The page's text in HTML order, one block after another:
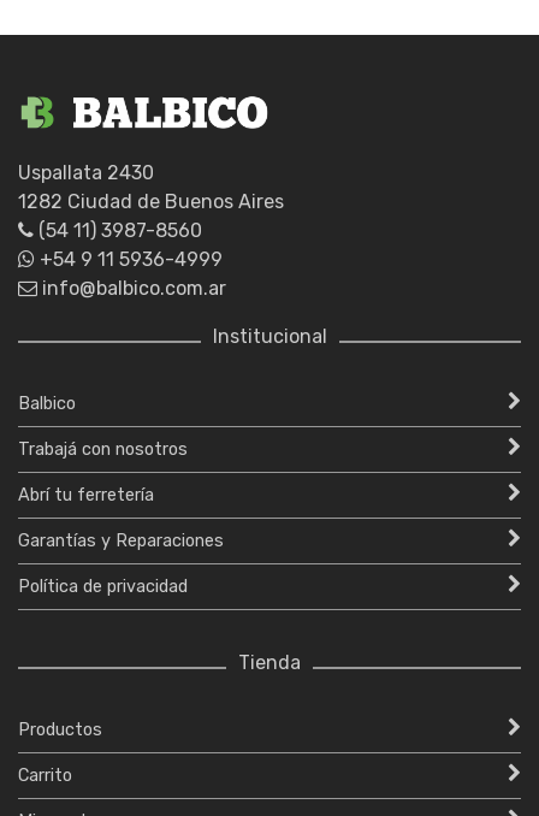
Uspallata 2430
1282 Ciudad de Buenos Aires
(54 11) 3987-8560
+54 9 11 5936-4999
info@balbico.com.ar
Institucional
Balbico
Trabajá con nosotros
Abrí tu ferretería
Garantías y Reparaciones
Política de privacidad
Tienda
Productos
Carrito